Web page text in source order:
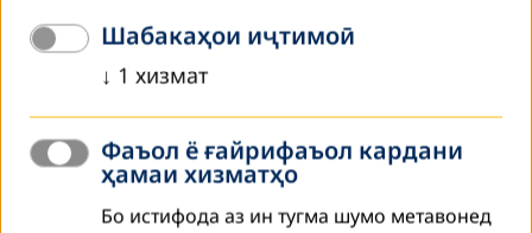
Read more
Август 2021
СОБИҚ ЗАН МАҲКУМШУДА СОҲИБКОРИ
ИНФИРОДӢ ГАРДИД
Барои татбиқи лоиҳаи ташкили сехи дӯзандагии “Тоҷи
Заррин” дар деҳаи Гулистони ноҳияи Леваканди
Шабакаҳои иҷтимоӣ
↓ 1 хизмат
Фаъол ё ғайрифаъол кардани
ҳамаи хизматҳо
Бо истифода аз ин тугма шумо метавонед